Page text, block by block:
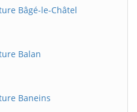
Bâgé-le-Châtel
Balan
Baneins